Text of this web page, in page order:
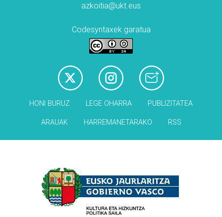
azkoitia@ukt.eus
Codesyntaxek garatua
HONI BURUZ LEGE OHARRA PUBLIZITATEA
ARAUAK HARREMANETARAKO RSS